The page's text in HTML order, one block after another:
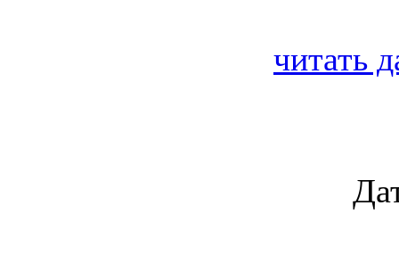
читать